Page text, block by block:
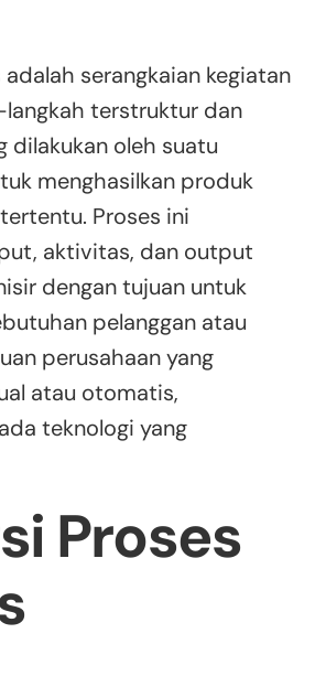
serangkaian kegiatan
terstruktur dan
dilakukan oleh suatu
menghasilkan produk
Proses ini
aktivitas, dan output
dengan tujuan untuk
pelanggan atau
perusahaan yang
atau otomatis,
teknologi yang
Proses